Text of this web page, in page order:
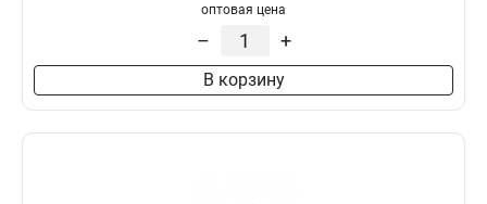
оптовая цена
– +
В корзину